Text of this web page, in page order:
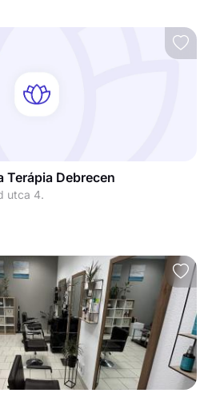
Terápia Debrecen
utca 4.